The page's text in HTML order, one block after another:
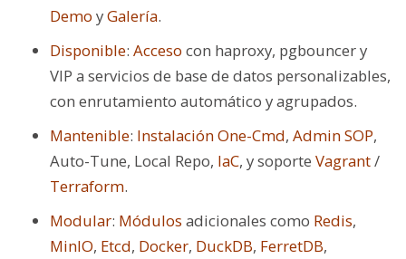
Demo yGalería.
Disponible: Acceso con haproxy, pgbouncer y
VIP a servicios de base de datos personalizables,
con enrutamiento automático y agrupados.
Mantenible: Instalación One-Cmd, Admin SOP,
Auto-Tune, Local Repo, IaC, y soporte Vagrant/
Terraform.
Modular: Módulos adicionales como Redis,
MinIO, Etcd, Docker, DuckDB, FerretDB,